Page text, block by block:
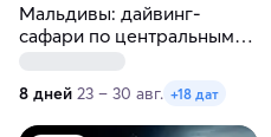
Мальдивы: дайвинг-
сафари по центральным
8 дней 23 – 30 авг. +18 дат